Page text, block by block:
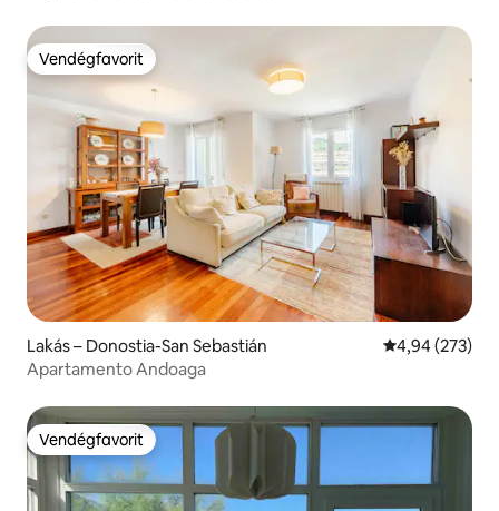
Vendégfavorit
Vendégfavorit
Lakás – Donostia-San Sebastián Átlagos
4,94 (273)
Apartamento Andoaga
Vendégfavorit
Vendégfavorit